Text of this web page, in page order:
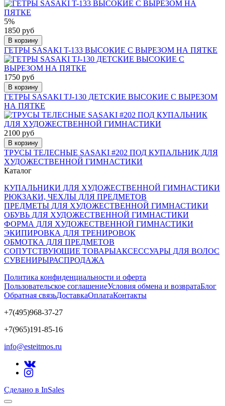
5%
1850 руб
В корзину
ГЕТРЫ SASAKI T-133 ВЫСОКИЕ С ВЫРЕЗОМ НА ПЯТКЕ
1750 руб
В корзину
ГЕТРЫ SASAKI TJ-130 ДЕТСКИЕ ВЫСОКИЕ С ВЫРЕЗОМ
НА ПЯТКЕ
2100 руб
В корзину
ТРУСЫ ТЕЛЕСНЫЕ SASAKI #202 ПОД КУПАЛЬНИК ДЛЯ
ХУДОЖЕСТВЕННОЙ ГИМНАСТИКИ
Каталог
КУПАЛЬНИКИ ДЛЯ ХУДОЖЕСТВЕННОЙ ГИМНАСТИКИ
РЮКЗАКИ, ЧЕХЛЫ ДЛЯ ПРЕДМЕТОВ
ПРЕДМЕТЫ ДЛЯ ХУДОЖЕСТВЕННОЙ ГИМНАСТИКИ
ОБУВЬ ДЛЯ ХУДОЖЕСТВЕННОЙ ГИМНАСТИКИ
ФОРМА ДЛЯ ХУДОЖЕСТВЕННОЙ ГИМНАСТИКИ
ЭКИПИРОВКА ДЛЯ ТРЕНИРОВОК
ОБМОТКА ДЛЯ ПРЕДМЕТОВ
СОПУТСТВУЮЩИЕ ТОВАРЫАКСЕССУАРЫ ДЛЯ ВОЛОС
СУВЕНИРЫРАСПРОДАЖА
Политика конфиденциальности и оферта
Пользовательское соглашениеУсловия обмена и возвратаБлог
Обратная связьДоставкаОплатаКонтакты
+7(495)968-37-27
+7(965)191-85-16
info@esteitmos.ru
Сделано в InSales